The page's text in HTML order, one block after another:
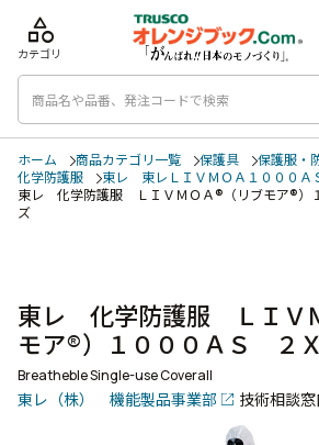
category
カテゴリ
ホーム 商品カテゴリ一覧 保護具 保護服・
化学防護服
東レ 東レＬＩＶＭＯＡ１０００Ａ
東レ 化学防護服 ＬＩＶＭＯＡ®（リブモア®）
ズ
東レ 化学防護服 ＬＩＶ
モア®）１０００ＡＳ ２
Breatheble Single-use Coverall
東レ（株） 機能製品事業部 技術相談窓